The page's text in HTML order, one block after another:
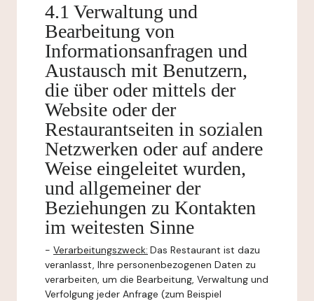
4.1 Verwaltung und
Bearbeitung von
Informationsanfragen und
Austausch mit Benutzern,
die über oder mittels der
Website oder der
Restaurantseiten in sozialen
Netzwerken oder auf andere
Weise eingeleitet wurden,
und allgemeiner der
Beziehungen zu Kontakten
im weitesten Sinne
- Verarbeitungszweck: Das Restaurant ist dazu
veranlasst, Ihre personenbezogenen Daten zu
verarbeiten, um die Bearbeitung, Verwaltung und
Verfolgung jeder Anfrage (zum Beispiel